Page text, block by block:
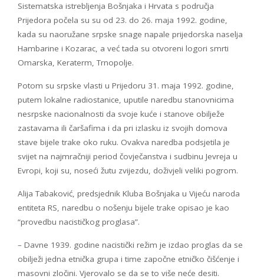
Sistematska istrebljenja Bošnjaka i Hrvata s područja
Prijedora počela su su od 23. do 26. maja 1992. godine,
kada su naoružane srpske snage napale prijedorska naselja
Hambarine i Kozarac, a već tada su otvoreni logori smrti
Omarska, Keraterm, Trnopolje.
Potom su srpske vlasti u Prijedoru 31. maja 1992. godine,
putem lokalne radiostanice, uputile naredbu stanovnicima
nesrpske nacionalnosti da svoje kuće i stanove obilježe
zastavama ili čaršafima i da pri izlasku iz svojih domova
stave bijele trake oko ruku. Ovakva naredba podsjetila je
svijet na najmračniji period čovječanstva i sudbinu Jevreja u
Evropi, koji su, noseći žutu zvijezdu, doživjeli veliki pogrom.
Alija Tabaković, predsjednik Kluba Bošnjaka u Vijeću naroda
entiteta RS, naredbu o nošenju bijele trake opisao je kao
“provedbu nacističkog proglasa”.
– Davne 1939. godine nacistički režim je izdao proglas da se
obilježi jedna etnička grupa i time započne etničko čišćenje i
masovni zločini. Vjerovalo se da se to više neće desiti.